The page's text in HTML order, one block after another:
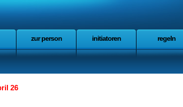
zur person initiatoren regeln
26